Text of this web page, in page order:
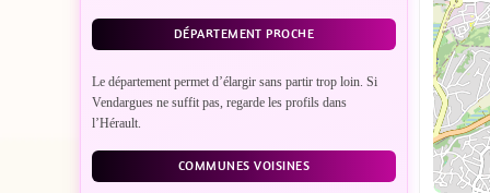
DÉPARTEMENT PROCHE
Le département permet d’élargir sans partir trop loin. Si
Vendargues ne suffit pas, regarde les profils dans
l’Hérault.
COMMUNES VOISINES